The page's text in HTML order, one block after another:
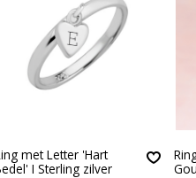
met Letter 'Hart
I Sterling zilver